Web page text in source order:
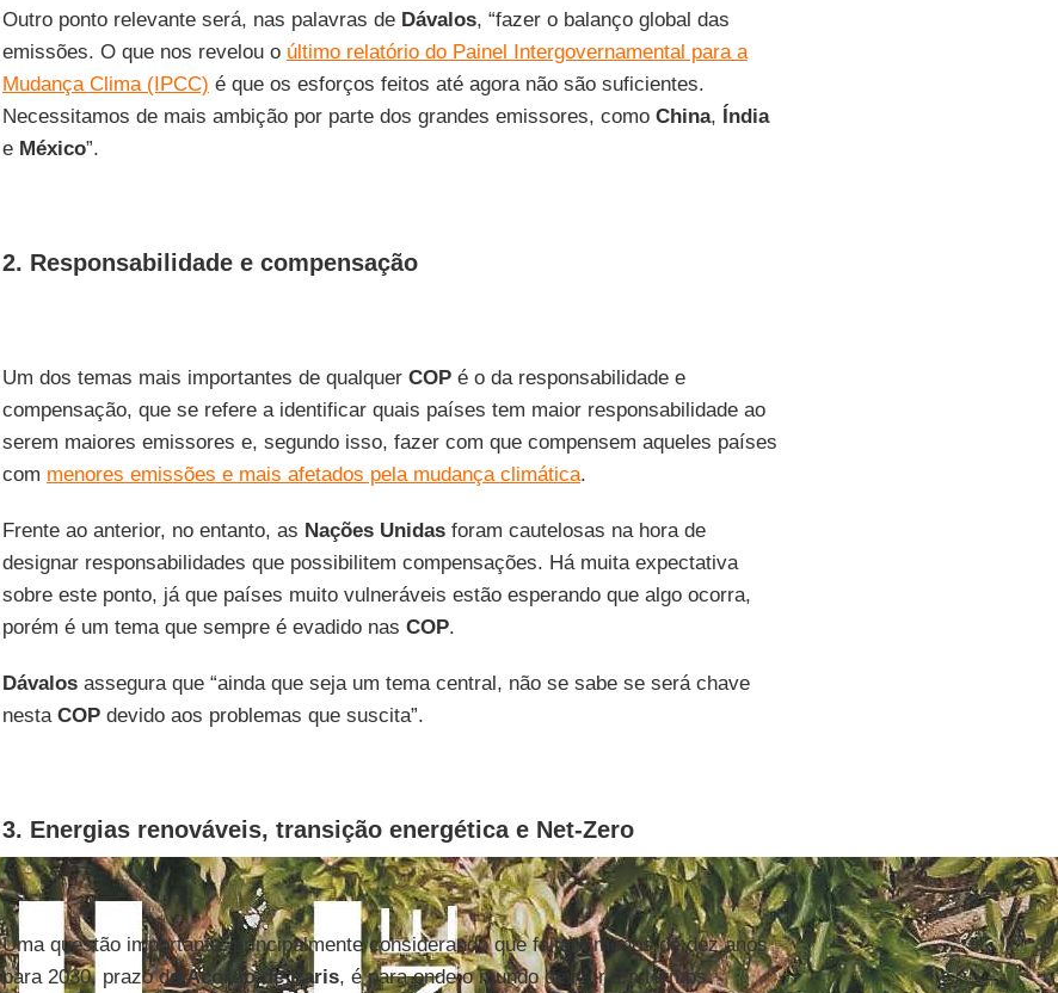
Outro ponto relevante será, nas palavras de Dávalos, “fazer o balanço global das
emissões. O que nos revelou o último relatório do Painel Intergovernamental para a
Mudança Clima (IPCC) é que os esforços feitos até agora não são suficientes.
Necessitamos de mais ambição por parte dos grandes emissores, como China, Índia
e México”.
2. Responsabilidade e compensação
Um dos temas mais importantes de qualquer COPé o da responsabilidade e
compensação, que se refere a identificar quais países tem maior responsabilidade ao
serem maiores emissores e, segundo isso, fazer com que compensem aqueles países
com menores emissões e mais afetados pela mudança climática.
Frente ao anterior, no entanto, as Nações Unidasforam cautelosas na hora de
designar responsabilidades que possibilitem compensações. Há muita expectativa
sobre este ponto, já que países muito vulneráveis estão esperando que algo ocorra,
porém é um tema que sempre é evadido nas COP.
Dávalosassegura que “ainda que seja um tema central, não se sabe se será chave
nesta COPdevido aos problemas que suscita”.
3. Energias renováveis, transição energética e Net-Zero
Uma questão importante, principalmente considerando que faltam menos de dez anos
para 2030, prazo doAcordo de Paris, é para onde o mundo deve ir em termos